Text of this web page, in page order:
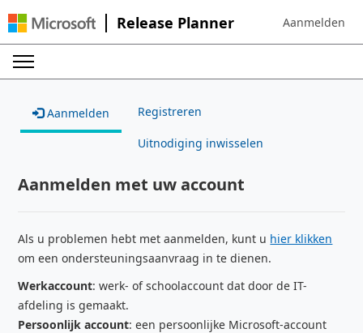
Release Planner Sign in to your
Aanmelden
Aanmelden Registreren
Uitnodiging inwisselen
Aanmelden met uw account
Als u problemen hebt met aanmelden, kunt u hier klikken
om een ondersteuningsaanvraag in te dienen.
Werkaccount: werk- of schoolaccount dat door de IT-
afdeling is gemaakt.
Persoonlijk account: een persoonlijke Microsoft-account